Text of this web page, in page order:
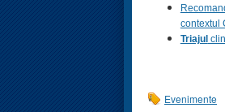
contextul
Triajul
Evenimente